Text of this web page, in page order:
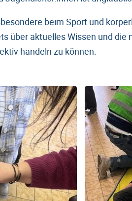
beim Sport und
über aktuelles Wissen und die
handeln zu können.